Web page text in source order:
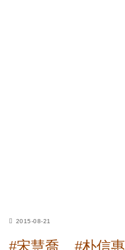
2015-08-21
#宋慧喬 #朴信惠